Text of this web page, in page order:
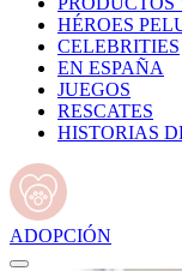
HÉROES
CELEBRITIES
EN ESPAÑA
JUEGOS
RESCATES
HISTORIAS
ADOPCIÓN